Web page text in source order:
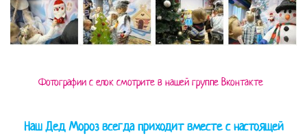
Фотографии с елок смотрите в нашей группе Вконтакте
Наш Дед Мороз всегда приходит вместе с настоящей